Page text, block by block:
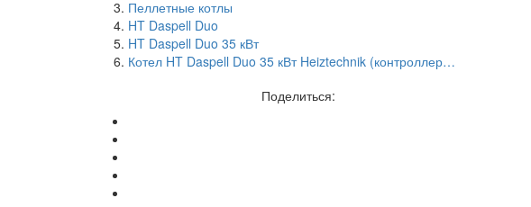
Пеллетные котлы
HT Daspell Duo
HT Daspell Duo 35 кВт
Котел HT Daspell Duo 35 кВт Heiztechnik (контроллер…
Поделиться: